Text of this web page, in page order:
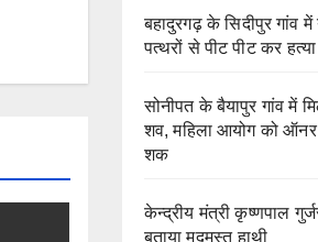
बहादुरगढ़ के सिदीपुर गांव
पत्थरों से पीट पीट कर हत्या
सोनीपत के बैयापुर गांव में
शव, महिला आयोग को
शक
केन्द्रीय मंत्री कृष्णपाल
बताया मदमस्त हाथी